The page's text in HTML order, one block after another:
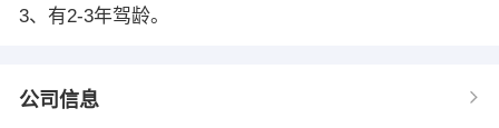
3、有2-3年驾龄。
公司信息